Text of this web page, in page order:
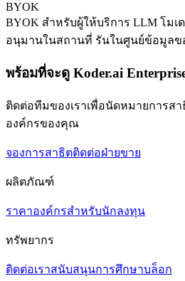
BYOK
BYOK สำหรับผู้ให้บริการ LLM โมเ
อนุมานในสถานที่ รันในศูนย์ข้อมูล
พร้อมที่จะดู Koder.ai
ติดต่อทีมของเราเพื่อนัดหมายการส
องค์กรของคุณ
จองการสาธิตติดต่อฝ่ายขาย
ผลิตภัณฑ์
ราคาองค์กรสำหรับนักลงทุน
ทรัพยากร
ติดต่อเราสนับสนุนการศึกษาบล็อก